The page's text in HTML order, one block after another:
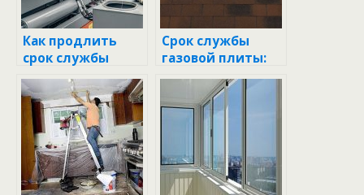
Как продлить
срок службы
гидравлических
ножничных
подъемников:
советы и
проверенные
методы
обслуживания
Срок службы
газовой плиты:
как продлить
жизнь любимому
кухонному
помощнику